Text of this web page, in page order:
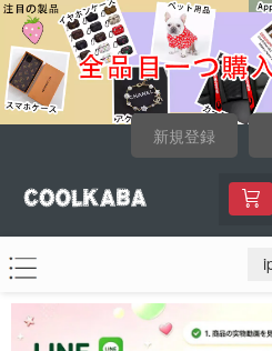
新規登録